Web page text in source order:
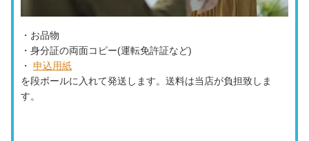
・お品物
・身分証の両面コピー(運転免許証など)
・ 申込用紙
を段ボールに入れて発送します。送料は当店が負担致しま
す。